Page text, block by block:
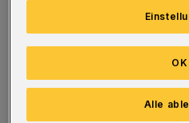
Wolfgang Schmidtke in New York.
Alle
OK